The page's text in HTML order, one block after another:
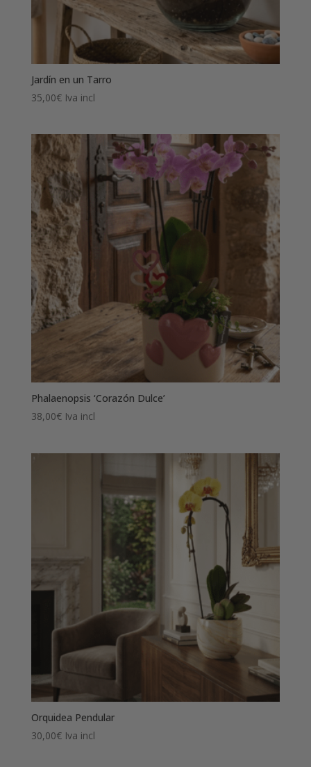
Jardín en un Tarro
35,00€ Iva incl
Phalaenopsis ‘Corazón Dulce’
38,00€ Iva incl
Orquidea Pendular
30,00€ Iva incl